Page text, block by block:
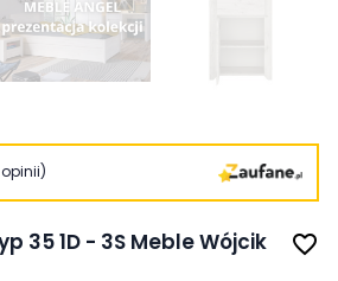
35 1D - 3S Meble Wójcik
favorite_border